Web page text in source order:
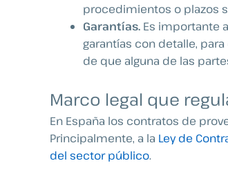
procedimientos o plazos
Garantías. Es importante
garantías con detalle,
de que alguna de las
Marco legal que
En España los contratos de
Principalmente, a la Ley de
del sector público.